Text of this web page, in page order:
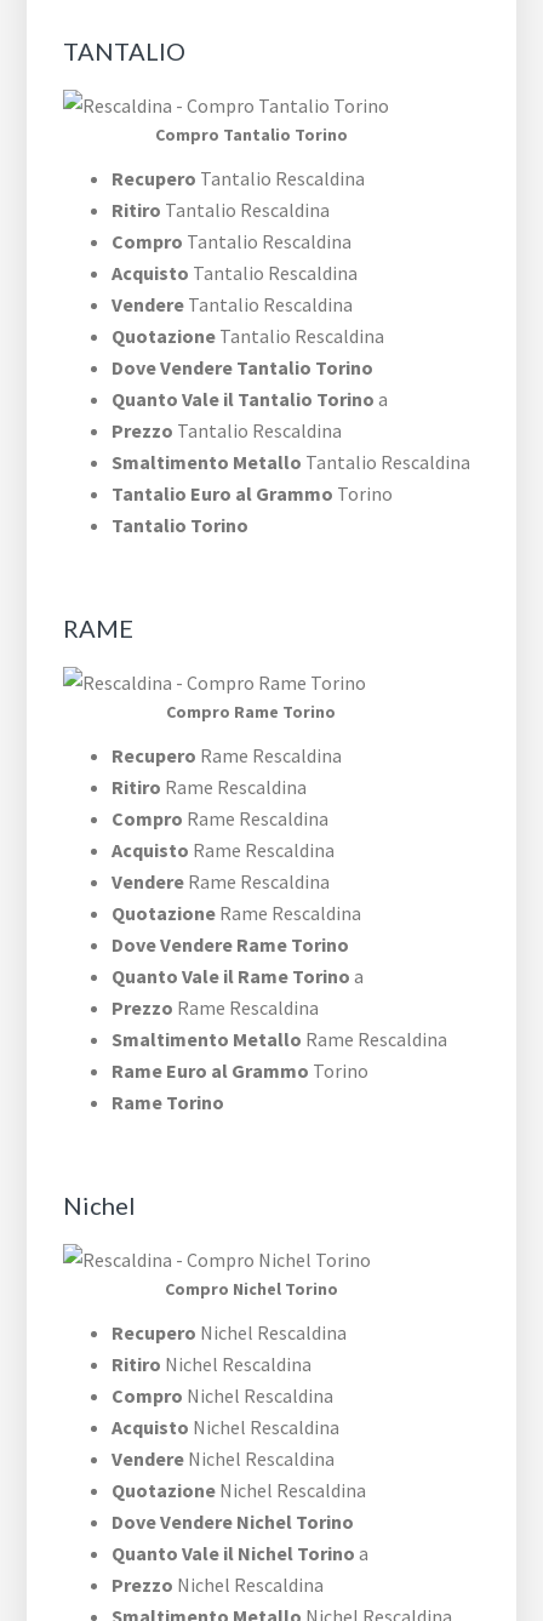
TANTALIO
Compro Tantalio Torino
Recupero Tantalio Rescaldina
Ritiro Tantalio Rescaldina
Compro Tantalio Rescaldina
Acquisto Tantalio Rescaldina
Vendere Tantalio Rescaldina
Quotazione Tantalio Rescaldina
Dove Vendere Tantalio Torino
Quanto Vale il Tantalio Torino a
Prezzo Tantalio Rescaldina
Smaltimento Metallo Tantalio Rescaldina
Tantalio Euro al Grammo Torino
Tantalio Torino
RAME
Compro Rame Torino
Recupero Rame Rescaldina
Ritiro Rame Rescaldina
Compro Rame Rescaldina
Acquisto Rame Rescaldina
Vendere Rame Rescaldina
Quotazione Rame Rescaldina
Dove Vendere Rame Torino
Quanto Vale il Rame Torino a
Prezzo Rame Rescaldina
Smaltimento Metallo Rame Rescaldina
Rame Euro al Grammo Torino
Rame Torino
Nichel
Compro Nichel Torino
Recupero Nichel Rescaldina
Ritiro Nichel Rescaldina
Compro Nichel Rescaldina
Acquisto Nichel Rescaldina
Vendere Nichel Rescaldina
Quotazione Nichel Rescaldina
Dove Vendere Nichel Torino
Quanto Vale il Nichel Torino a
Prezzo Nichel Rescaldina